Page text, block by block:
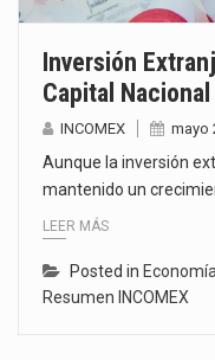
Inversión
Capital Nacional
INCOMEX mayo
Aunque la inversión
mantenido un
LEER MÁS
Posted in Economía
Resumen INCOMEX